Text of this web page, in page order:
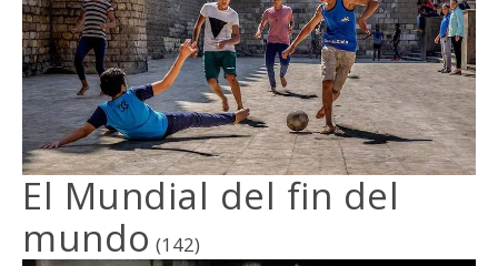
El Mundial del fin del
mundo (142)